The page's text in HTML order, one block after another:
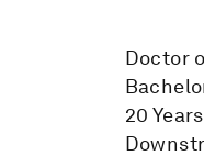
Doctor
20